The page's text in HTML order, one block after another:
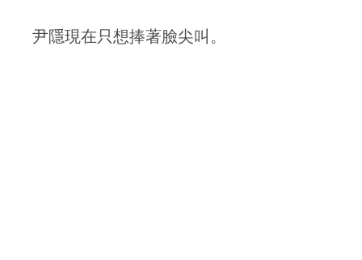
尹隱現在只想捧著臉尖叫。